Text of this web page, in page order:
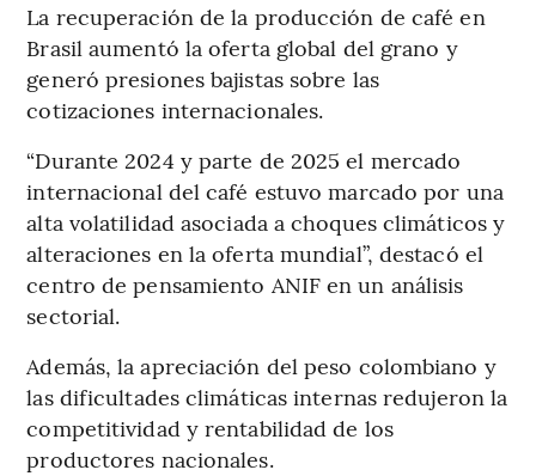
La recuperación de la producción de café en
Brasil aumentó la oferta global del grano y
generó presiones bajistas sobre las
cotizaciones internacionales.
“Durante 2024 y parte de 2025 el mercado
internacional del café estuvo marcado por una
alta volatilidad asociada a choques climáticos y
alteraciones en la oferta mundial”, destacó el
centro de pensamiento ANIF en un análisis
sectorial.
Además, la apreciación del peso colombiano y
las dificultades climáticas internas redujeron la
competitividad y rentabilidad de los
productores nacionales.